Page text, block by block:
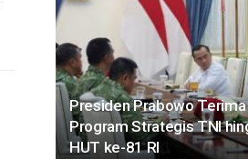
Presiden Prabowo Terima
Program Strategis TNI
HUT ke-81 RI